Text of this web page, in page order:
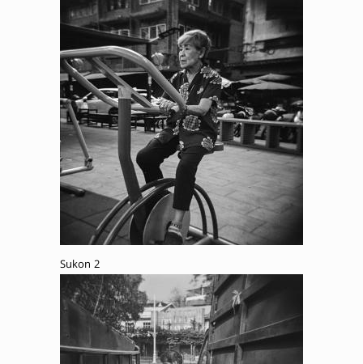
Sukon 2